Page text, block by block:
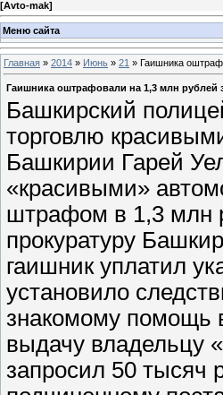
[Avto-mak]
Меню сайта
Главная » 2014 » Июнь » 21 » Гаишника
Гаишника оштрафовали на 1,3 млн рублей
Башкирский
торговлю
Башкирии Гарей
«красивыми»
штрафом в 1,3 млн
прокуратуру
гаишник уплатил
установило
знакомому помощь
выдачу владельцу
запросил 50 тысяч